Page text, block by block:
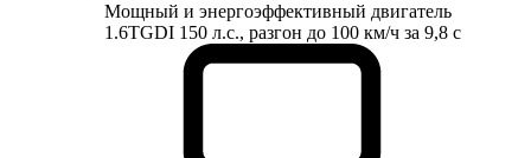
Мощный и энергоэффективный двигатель
1.6TGDI 150 л.с., разгон до 100 км/ч за 9,8 с